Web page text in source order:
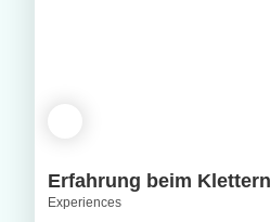
Erfahrung beim
Experiences